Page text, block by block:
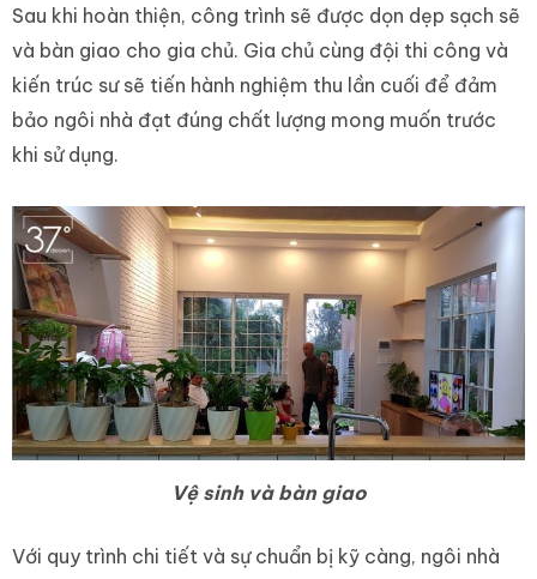
Sau khi hoàn thiện, công trình sẽ được dọn dẹp sạch sẽ
và bàn giao cho gia chủ. Gia chủ cùng đội thi công và
kiến trúc sư sẽ tiến hành nghiệm thu lần cuối để đảm
bảo ngôi nhà đạt đúng chất lượng mong muốn trước
khi sử dụng.
Vệ sinh và bàn giao
Với quy trình chi tiết và sự chuẩn bị kỹ càng, ngôi nhà